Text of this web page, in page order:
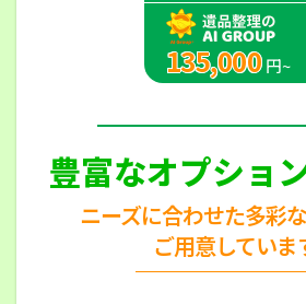
135,000 円~
豊富なオプショ
ニーズに合わせた多彩
ご用意していま